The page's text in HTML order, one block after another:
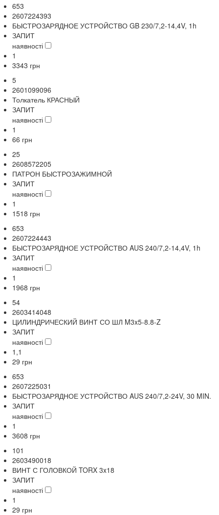
653
2607224393
БЫСТРОЗАРЯДНОЕ УСТРОЙСТВО GB 230/7,2-14,4V, 1h
ЗАПИТ
наявності
1
3343 грн
5
2601099096
Толкатель КРАСНЫЙ
ЗАПИТ
наявності
1
66 грн
25
2608572205
ПАТРОН БЫСТРОЗАЖИМНОЙ
ЗАПИТ
наявності
1
1518 грн
653
2607224443
БЫСТРОЗАРЯДНОЕ УСТРОЙСТВО AUS 240/7,2-14,4V, 1h
ЗАПИТ
наявності
1
1968 грн
54
2603414048
ЦИЛИНДРИЧЕСКИЙ ВИНТ СО ШЛ M3x5-8.8-Z
ЗАПИТ
наявності
1,1
29 грн
653
2607225031
БЫСТРОЗАРЯДНОЕ УСТРОЙСТВО AUS 240/7,2-24V, 30 MIN.
ЗАПИТ
наявності
1
3608 грн
101
2603490018
ВИНТ С ГОЛОВКОЙ TORX 3x18
ЗАПИТ
наявності
1
29 грн